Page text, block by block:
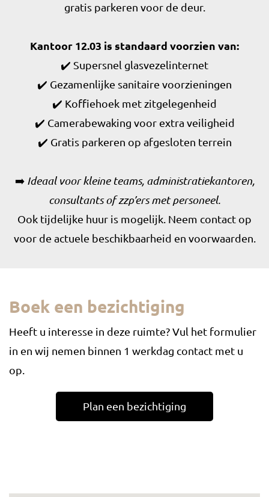
gratis parkeren voor de deur.
Kantoor 12.03 is standaard voorzien van:
✔️ Supersnel glasvezelinternet
✔️ Gezamenlijke sanitaire voorzieningen
✔️ Koffiehoek met zitgelegenheid
✔️ Camerabewaking voor extra veiligheid
✔️ Gratis parkeren op afgesloten terrein
➡️ Ideaal voor kleine teams, administratiekantoren,
consultants of zzp’ers met personeel.
Ook tijdelijke huur is mogelijk. Neem contact op
voor de actuele beschikbaarheid en voorwaarden.
Boek een bezichtiging
Heeft u interesse in deze ruimte? Vul het formulier
in en wij nemen binnen 1 werkdag contact met u
op.
Plan een bezichtiging